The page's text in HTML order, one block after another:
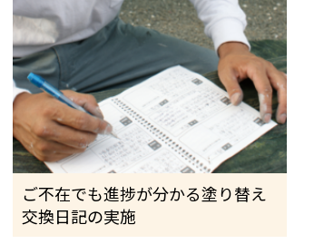
ご不在でも進捗が分かる塗り替え
交換日記の実施